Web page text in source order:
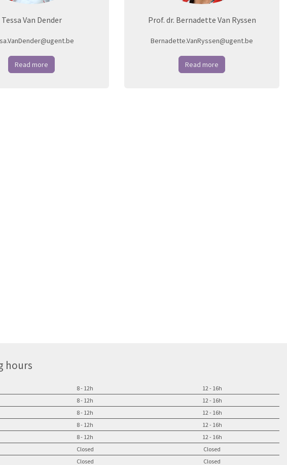
Tessa Van Dender
Read more
Prof. dr. Bernadette Van Ryssen
Bernadette.VanRyssen@ugent.be
Read more
hours
8 - 12h
12 - 16h
8 - 12h
12 - 16h
8 - 12h
12 - 16h
8 - 12h
12 - 16h
8 - 12h
12 - 16h
Closed
Closed
Closed Closed